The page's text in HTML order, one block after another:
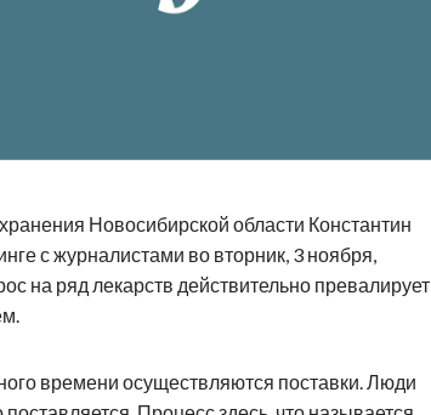
Новосибирской области Константин
с журналистами во вторник, 3 ноября,
на ряд лекарств действительно превалирует
времени осуществляются поставки. Люди